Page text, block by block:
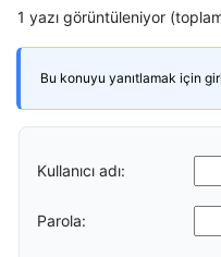
1 yazı görüntüleniyor
Bu konuyu yanıtlamak için
Kullanıcı adı:
Parola: